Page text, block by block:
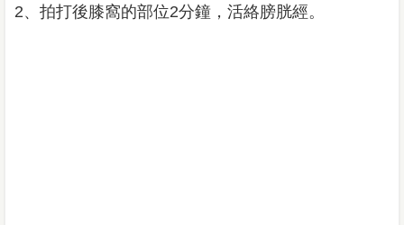
2、拍打後膝窩的部位2分鐘，活絡膀胱經。